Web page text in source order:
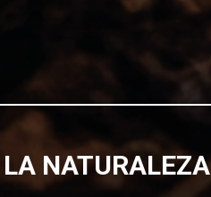
NATURALEZA